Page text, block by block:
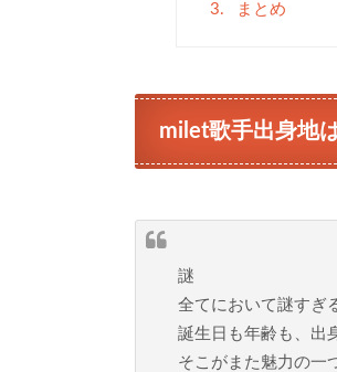
3. まとめ
milet歌手出身地
謎
全てにおいて謎すぎ
誕生日も年齢も、出
そこがまた魅力の一